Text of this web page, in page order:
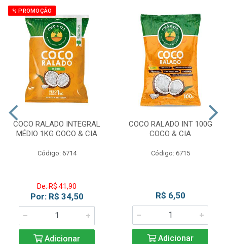
% PROMOÇÃO
COCO RALADO INTEGRAL
MÉDIO 1KG COCO & CIA
Código: 6714
De: R$ 41,90
Por: R$ 34,50
Adicionar
COCO RALADO INT 100G
COCO & CIA
Código: 6715
R$ 6,50
Adicionar